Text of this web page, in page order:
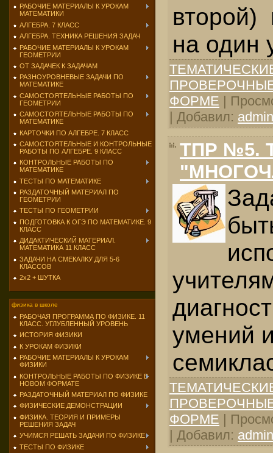
РАБОЧИЕ МАТЕРИАЛЫ К УРОКАМ
МАТЕМАТИКИ
АЛГЕБРА. 7 КЛАСС
АЛГЕБРА. ТЕХНИКА РЕШЕНИЯ ЗАДАЧ
РАБОЧИЕ МАТЕРИАЛЫ К УРОКАМ
ГЕОМЕТРИИ
ОТ ЗАДАЧЕК К ЗАДАЧАМ
РАЗНОУРОВНЕВЫЕ ЗАДАЧИ ПО
МАТЕМАТИКЕ
САМОСТОЯТЕЛЬНЫЕ РАБОТЫ ПО
ГЕОМЕТРИИ
САМОСТОЯТЕЛЬНЫЕ РАБОТЫ ПО
МАТЕМАТИКЕ
КАРТОЧКИ ПО АЛГЕБРЕ. 7 КЛАСС
САМОСТОЯТЕЛЬНЫЕ И КОНТРОЛЬНЫЕ
РАБОТЫ ПО АЛГЕБРЕ. 9 КЛАСС
КОНТРОЛЬНЫЕ РАБОТЫ ПО
МАТЕМАТИКЕ
ТЕСТЫ ПО МАТЕМАТИКЕ
РАЗДАТОЧНЫЙ МАТЕРИАЛ ПО
ГЕОМЕТРИИ
ТЕСТЫ ПО ГЕОМЕТРИИ
ПОДГОТОВКА К ОГЭ ПО МАТЕМАТИКЕ. 9
КЛАСС
ДИДАКТИЧЕСКИЙ МАТЕРИАЛ.
МАТЕМАТИКА 11 КЛАСС
ЗАДАЧИ НА СМЕКАЛКУ ДЛЯ 5-6
КЛАССОВ
2х2 + ШУТКА
физика в школе
РАБОЧАЯ ПРОГРАММА ПО ФИЗИКЕ. 11
КЛАСС. УГЛУБЛЕННЫЙ УРОВЕНЬ
ИСТОРИЯ ФИЗИКИ
К УРОКАМ ФИЗИКИ
РАБОЧИЕ МАТЕРИАЛЫ К УРОКАМ
ФИЗИКИ
КОНТРОЛЬНЫЕ РАБОТЫ ПО ФИЗИКЕ В
НОВОМ ФОРМАТЕ
РАЗДАТОЧНЫЙ МАТЕРИАЛ ПО ФИЗИКЕ
ФИЗИЧЕСКИЕ ДЕМОНСТРАЦИИ
ФИЗИКА. ТЕОРИЯ И ПРИМЕРЫ
РЕШЕНИЯ ЗАДАЧ
УЧИМСЯ РЕШАТЬ ЗАДАЧИ ПО ФИЗИКЕ
ТЕСТЫ ПО ФИЗИКЕ
второй)
на один
ФОРМЕ |
| Добавил: admin
ТПР №5.
умений
ФОРМЕ |
| Добавил: admin